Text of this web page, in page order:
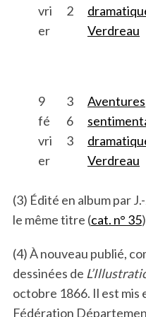
vri
er
2
Verdreau
9
fé
vri
er
3
6
3
Aventures
Verdreau
(3) Édité en album par
le même titre (cat. n° 35
(4) À nouveau publié,
dessinées de
octobre 1866. Il est mis
Fédération